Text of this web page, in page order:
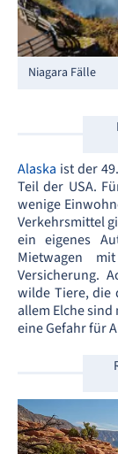
Niagara Fälle
Alaska ist der
Teil der USA.
wenige
Verkehrsmittel
ein eigenes
Mietwagen
Versicherung.
wilde Tiere, die
allem Elche
eine Gefahr für